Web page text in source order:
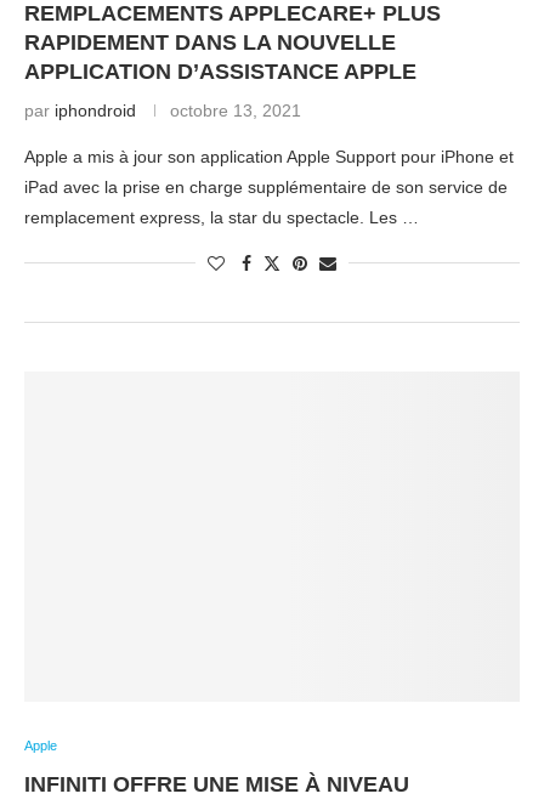
REMPLACEMENTS APPLECARE+ PLUS
RAPIDEMENT DANS LA NOUVELLE
APPLICATION D’ASSISTANCE APPLE
par iphondroid octobre 13, 2021
Apple a mis à jour son application Apple Support pour iPhone et
iPad avec la prise en charge supplémentaire de son service de
remplacement express, la star du spectacle. Les …
Apple
INFINITI OFFRE UNE MISE À NIVEAU